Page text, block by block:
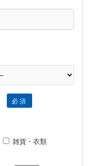
必須
雑貨・衣類